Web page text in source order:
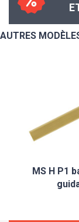
AUTRES
MS H P1